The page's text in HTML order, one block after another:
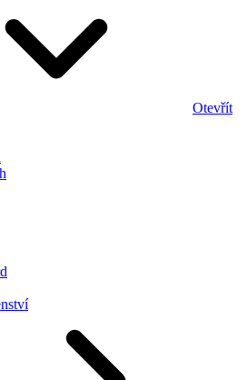
Otevřít